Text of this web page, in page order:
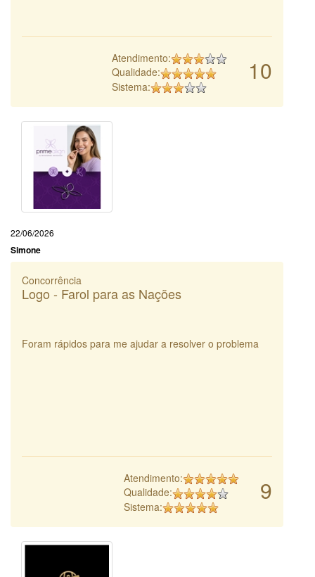
10
Atendimento:
Qualidade:
Sistema:
22/06/2026
Simone
Concorrência
Logo - Farol para as Nações
Foram rápidos para me ajudar a resolver o problema
9
Atendimento:
Qualidade:
Sistema: